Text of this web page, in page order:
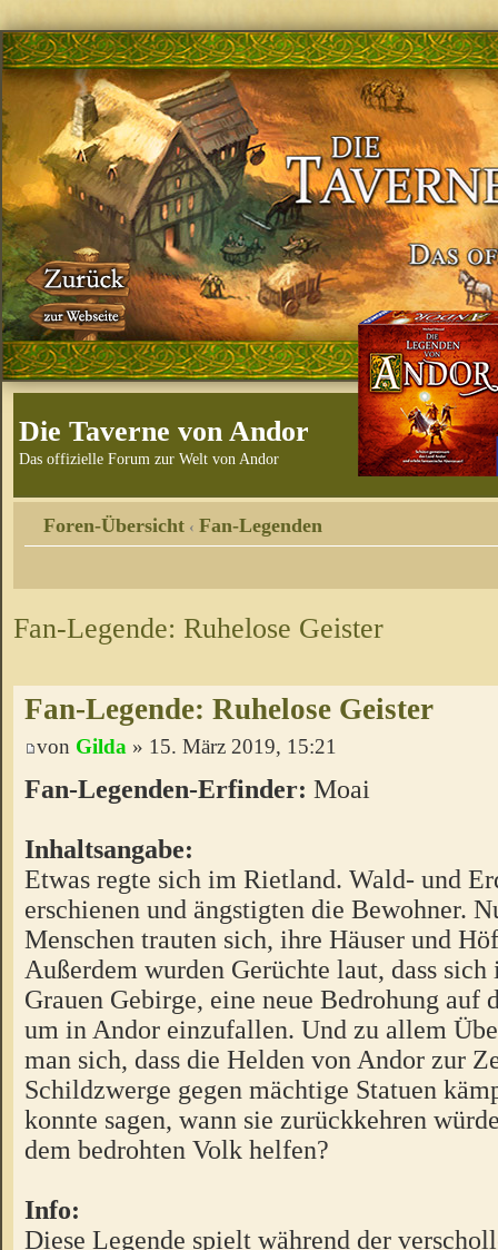
Die Taverne von Andor
Das offizielle Forum zur Welt von Andor
Foren-Übersicht ‹ Fan-Legenden
Fan-Legende: Ruhelose Geister
Fan-Legende: Ruhelose Geister
von Gilda » 15. März 2019, 15:21
Fan-Legenden-Erfinder: Moai
Inhaltsangabe:
Etwas regte sich im Rietland. Wald- und
erschienen und ängstigten die Bewohner.
Menschen trauten sich, ihre Häuser und
Außerdem wurden Gerüchte laut, dass
Grauen Gebirge, eine neue Bedrohung auf
um in Andor einzufallen. Und zu allem
man sich, dass die Helden von Andor zur
Schildzwerge gegen mächtige Statuen
konnte sagen, wann sie zurückkehren
dem bedrohten Volk helfen?
Info:
Diese Legende spielt während der